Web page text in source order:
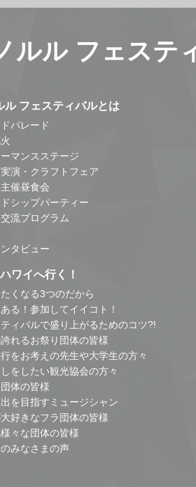
ルル フェステ
フェスティバルとは
パレード
マンスステージ
演・クラフトフェア
催昼食会
シップパーティー
流プログラム
タビュー
ワイへ行く！
くなる3つのだから
る！参加してイイコト！
ィバルで盛り上がるためのコツ?!
れるお祭り団体の皆様
をお考えの先生や大学生の方々
をしたい観光協会の方々
体の皆様
を目指すミュージシャン
好きなフラ団体の皆様
々な団体の皆様
みなさまの声